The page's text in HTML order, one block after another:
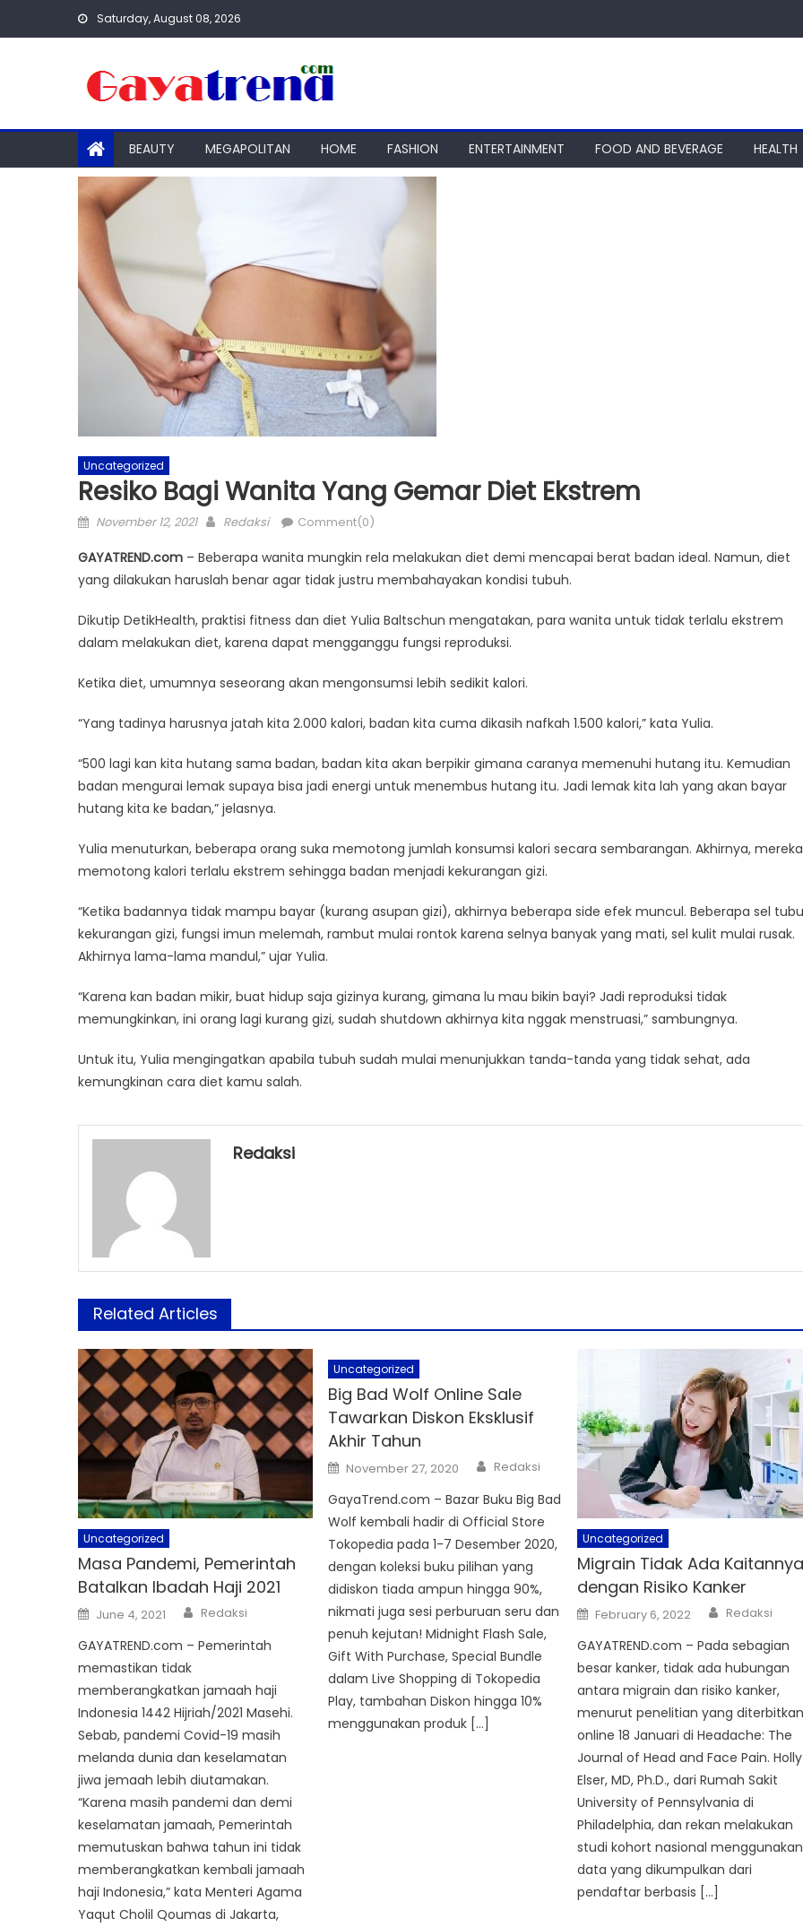
Saturday, August 08, 2026
BEAUTY MEGAPOLITAN HOME FASHION ENTERTAINMENT FOOD AND BEVERAGE HEALTH
Uncategorized
Resiko Bagi Wanita Yang Gemar Diet Ekstrem
Posted
November 12, 2021 Author
Redaksi Comment(0)
GAYATREND.com – Beberapa wanita mungkin rela melakukan diet demi mencapai berat badan ideal. Namun, diet
yang dilakukan haruslah benar agar tidak justru membahayakan kondisi tubuh.
Dikutip DetikHealth, praktisi fitness dan diet Yulia Baltschun mengatakan, para wanita untuk tidak terlalu ekstrem
dalam melakukan diet, karena dapat mengganggu fungsi reproduksi.
Ketika diet, umumnya seseorang akan mengonsumsi lebih sedikit kalori.
“Yang tadinya harusnya jatah kita 2.000 kalori, badan kita cuma dikasih nafkah 1.500 kalori,” kata Yulia.
“500 lagi kan kita hutang sama badan, badan kita akan berpikir gimana caranya memenuhi hutang itu. Kemudian
badan mengurai lemak supaya bisa jadi energi untuk menembus hutang itu. Jadi lemak kita lah yang akan bayar
hutang kita ke badan,” jelasnya.
Yulia menuturkan, beberapa orang suka memotong jumlah konsumsi kalori secara sembarangan. Akhirnya, mereka
memotong kalori terlalu ekstrem sehingga badan menjadi kekurangan gizi.
“Ketika badannya tidak mampu bayar (kurang asupan gizi), akhirnya beberapa side efek muncul. Beberapa sel
kekurangan gizi, fungsi imun melemah, rambut mulai rontok karena selnya banyak yang mati, sel kulit mulai rusak.
Akhirnya lama-lama mandul,” ujar Yulia.
“Karena kan badan mikir, buat hidup saja gizinya kurang, gimana lu mau bikin bayi? Jadi reproduksi tidak
memungkinkan, ini orang lagi kurang gizi, sudah shutdown akhirnya kita nggak menstruasi,” sambungnya.
Untuk itu, Yulia mengingatkan apabila tubuh sudah mulai menunjukkan tanda-tanda yang tidak sehat, ada
kemungkinan cara diet kamu salah.
Redaksi
Related Articles
Uncategorized
Masa Pandemi, Pemerintah
Batalkan Ibadah Haji 2021
Posted
on
June 4, 2021 Author
Redaksi
GAYATREND.com – Pemerintah
memastikan tidak
memberangkatkan jamaah haji
Indonesia 1442 Hijriah/2021 Masehi.
Sebab, pandemi Covid-19 masih
melanda dunia dan keselamatan
jiwa jemaah lebih diutamakan.
“Karena masih pandemi dan demi
keselamatan jamaah, Pemerintah
memutuskan bahwa tahun ini tidak
memberangkatkan kembali jamaah
haji Indonesia,” kata Menteri Agama
Yaqut Cholil Qoumas di Jakarta,
Uncategorized
Big Bad Wolf Online Sale
Tawarkan Diskon Eksklusif
Akhir Tahun
Posted
on
November 27, 2020 Author
Redaksi
GayaTrend.com – Bazar Buku Big Bad
Wolf kembali hadir di Official Store
Tokopedia pada 1-7 Desember 2020,
dengan koleksi buku pilihan yang
didiskon tiada ampun hingga 90%,
nikmati juga sesi perburuan seru dan
penuh kejutan! Midnight Flash Sale,
Gift With Purchase, Special Bundle
dalam Live Shopping di Tokopedia
Play, tambahan Diskon hingga 10%
menggunakan produk […]
Uncategorized
Migrain Tidak Ada
dengan Risiko Kanker
Posted
on
February 6, 2022 Author
Redaksi
GAYATREND.com – Pada sebagian
besar kanker, tidak ada hubungan
antara migrain dan risiko kanker,
menurut penelitian yang
online 18 Januari di Headache: The
Journal of Head and Face Pain. Holly
Elser, MD, Ph.D., dari Rumah Sakit
University of Pennsylvania di
Philadelphia, dan rekan melakukan
studi kohort nasional menggunakan
data yang dikumpulkan dari
pendaftar berbasis […]